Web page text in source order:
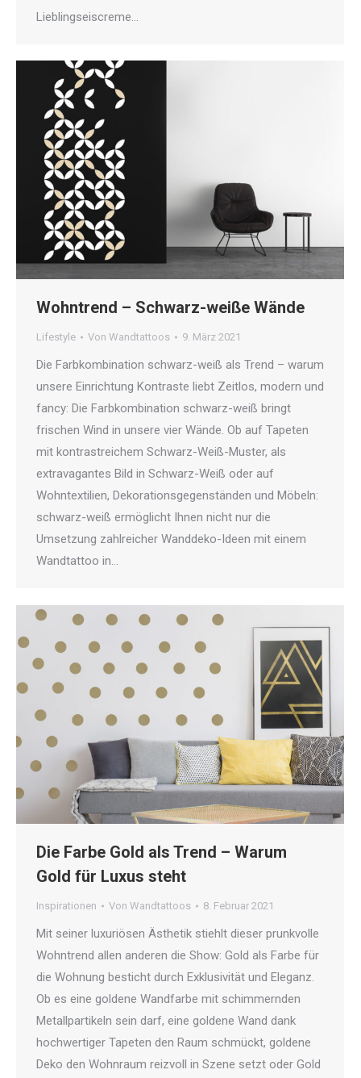
Lieblingseiscreme…
Wohntrend – Schwarz-weiße Wände
Lifestyle Von Wandtattoos 9. März 2021
Die Farbkombination schwarz-weiß als Trend – warum
unsere Einrichtung Kontraste liebt Zeitlos, modern und
fancy: Die Farbkombination schwarz-weiß bringt
frischen Wind in unsere vier Wände. Ob auf Tapeten
mit kontrastreichem Schwarz-Weiß-Muster, als
extravagantes Bild in Schwarz-Weiß oder auf
Wohntextilien, Dekorationsgegenständen und Möbeln:
schwarz-weiß ermöglicht Ihnen nicht nur die
Umsetzung zahlreicher Wanddeko-Ideen mit einem
Wandtattoo in…
Die Farbe Gold als Trend – Warum
Gold für Luxus steht
Inspirationen Von Wandtattoos 8. Februar 2021
Mit seiner luxuriösen Ästhetik stiehlt dieser prunkvolle
Wohntrend allen anderen die Show: Gold als Farbe für
die Wohnung besticht durch Exklusivität und Eleganz.
Ob es eine goldene Wandfarbe mit schimmernden
Metallpartikeln sein darf, eine goldene Wand dank
hochwertiger Tapeten den Raum schmückt, goldene
Deko den Wohnraum reizvoll in Szene setzt oder Gold